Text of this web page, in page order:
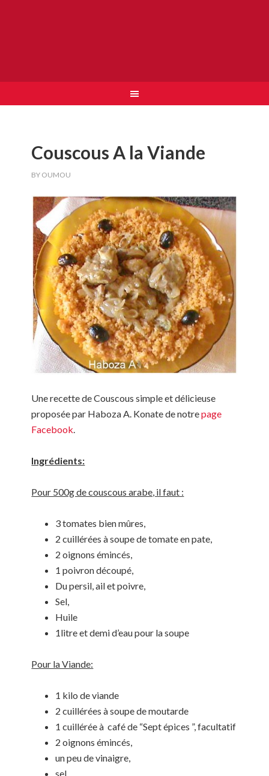
Couscous A la Viande
BY OUMOU
Une recette de Couscous simple et délicieuse
proposée par Haboza A. Konate de notrepage
Facebook.
Ingrédients:
Pour 500g de couscous arabe, il faut :
3 tomates bien mûres,
2 cuillérées à soupe de tomate en pate,
2 oignons émincés,
1 poivron découpé,
Du persil, ail et poivre,
Sel,
Huile
1litre et demi d’eau pour la soupe
Pour la Viande:
1 kilo de viande
2 cuillérées à soupe de moutarde
1 cuillérée à café de “Sept épices ”, facultatif
2 oignons émincés,
un peu de vinaigre,
sel